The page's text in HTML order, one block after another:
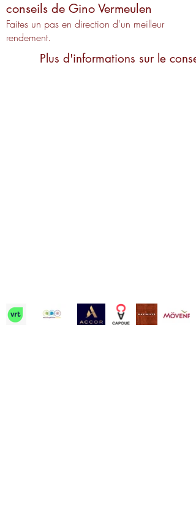
conseils de Gino Vermeulen
Faites un pas en direction d'un meilleur
rendement.
Plus d'informations sur le